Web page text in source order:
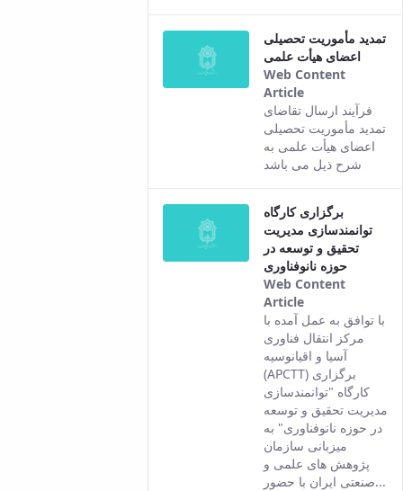
تمدید مأموریت تحصیلی
اعضای هیأت علمی
Web Content
Article
This result
comes from
the Persian
version of this
content.
فرآیند ارسال تقاضای
تمدید مأموریت تحصیلی
اعضای هیأت علمی به
شرح ذیل می باشد
برگزاری کارگاه
توانمندسازی مدیریت
تحقیق و توسعه در
حوزه نانوفناوری
Web Content
Article
This result
comes from
the Persian
version of this
content.
با توافق به عمل آمده با
مرکز انتقال فناوری
آسیا و اقیانوسیه
(APCTT) برگزاری
کارگاه "توانمندسازی
مدیریت تحقیق و توسعه
در حوزه نانوفناوری" به
میزبانی سازمان
پژوهش های علمی و
صنعتی ایران با حضور...